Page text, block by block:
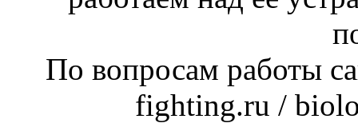
По вопросам работы
fighting.ru /